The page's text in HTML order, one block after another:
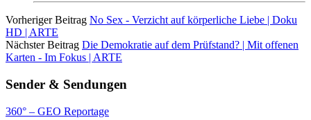
Vorheriger Beitrag No Sex - Verzicht auf körperliche Liebe | Doku
HD | ARTE
Nächster Beitrag Die Demokratie auf dem Prüfstand? | Mit offenen
Karten - Im Fokus | ARTE
Sender & Sendungen
360° – GEO Reportage